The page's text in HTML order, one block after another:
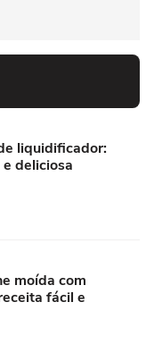
liquidificador:
deliciosa
moída com
fácil e